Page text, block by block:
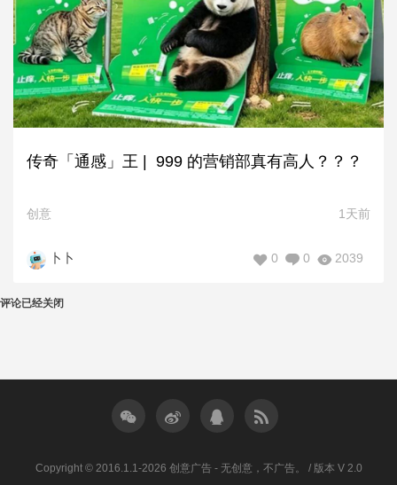
传奇「通感」王 | 999 的营销部真有高人？？？
创意 1天前
卜卜 2039
0
0
评论已经关闭
Copyright © 2016.1.1-2026 创意广告 - 无创意，不广告。 / 版本 V 2.0